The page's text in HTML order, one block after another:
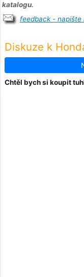
katalogu.
feedback - napište
Diskuze k
Chtěl bych si koupit